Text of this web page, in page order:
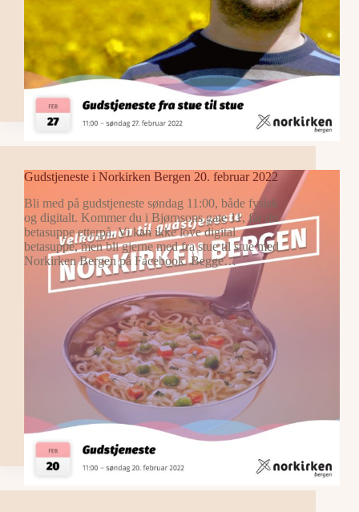
Gudstjeneste i Norkirken Bergen 20. februar 2022
Bli med på gudstjeneste søndag 11:00, både fysisk
og digitalt. Kommer du i Bjørnsons gate 11, får du
betasuppe etterpå. Vi kan ikke love digital
betasuppe, men bli gjerne med fra stue til stue med
Norkirken Bergen på Facebook. Begge…